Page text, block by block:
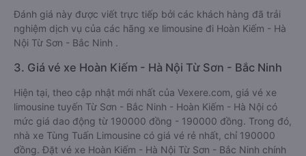
Đánh giá này được viết trực tiếp bởi các khách hàng đã trải
nghiệm dịch vụ của các hãng xe limousine đi Hoàn Kiếm - Hà
Nội Từ Sơn - Bắc Ninh .
3. Giá vé xe Hoàn Kiếm - Hà Nội Từ Sơn - Bắc Ninh
Hiện tại, theo cập nhật mới nhất của Vexere.com, giá vé xe
limousine tuyến Từ Sơn - Bắc Ninh - Hoàn Kiếm - Hà Nội có
mức giá dao động từ 190000 đồng - 190000 đồng. Trong đó,
nhà xe Tùng Tuấn Limousine có giá vé rẻ nhất, chỉ 190000
đồng. Đặt vé xe Hoàn Kiếm - Hà Nội Từ Sơn - Bắc Ninh chính